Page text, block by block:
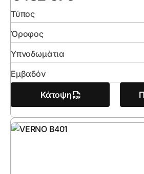
Τύπος
Όροφος
Υπνοδωμάτια
Εμβαδόν
Κάτοψη